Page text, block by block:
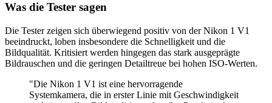
Was die Tester sagen
Die Tester zeigen sich überwiegend positiv von der Nikon 1 V1
beeindruckt, loben insbesondere die Schnelligkeit und die
Bildqualität. Kritisiert werden hingegen das stark ausgeprägte
Bildrauschen und die geringen Detailtreue bei hohen ISO-Werten.
"Die Nikon 1 V1 ist eine hervorragende
Systemkamera, die in erster Linie mit Geschwindigkeit